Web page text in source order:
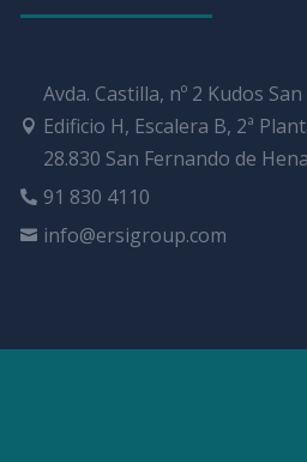

Avda. Castilla, nº 2 Kudos
Edificio H, Escalera B, 2ª
28.830 San Fernando de
 91 830 4110
 info@ersigroup.com